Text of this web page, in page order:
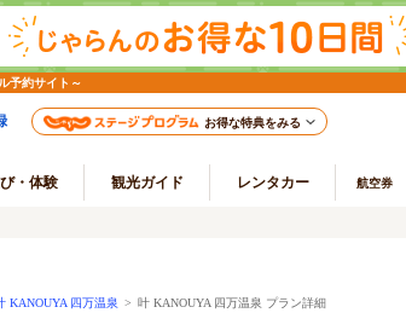
予約サイト～
お得な特典をみる
・体験 観光ガイド レンタカー 航空券
KANOUYA 四万温泉 > 叶 KANOUYA 四万温泉 プラン詳細